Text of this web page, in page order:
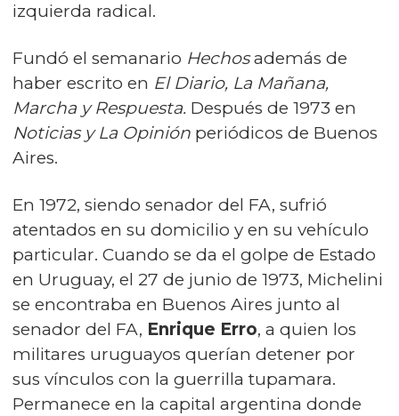
izquierda radical.
Fundó el semanario Hechosademás de
haber escrito en El Diario, La Mañana,
Marcha y Respuesta. Después de 1973 en
Noticias y La Opinión periódicos de Buenos
Aires.
En 1972, siendo senador del FA, sufrió
atentados en su domicilio y en su vehículo
particular. Cuando se da el golpe de Estado
en Uruguay, el 27 de junio de 1973, Michelini
se encontraba en Buenos Aires junto al
senador del FA, Enrique Erro, a quien los
militares uruguayos querían detener por
sus vínculos con la guerrilla tupamara.
Permanece en la capital argentina donde